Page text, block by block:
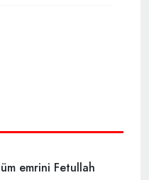
emrini Fetullah